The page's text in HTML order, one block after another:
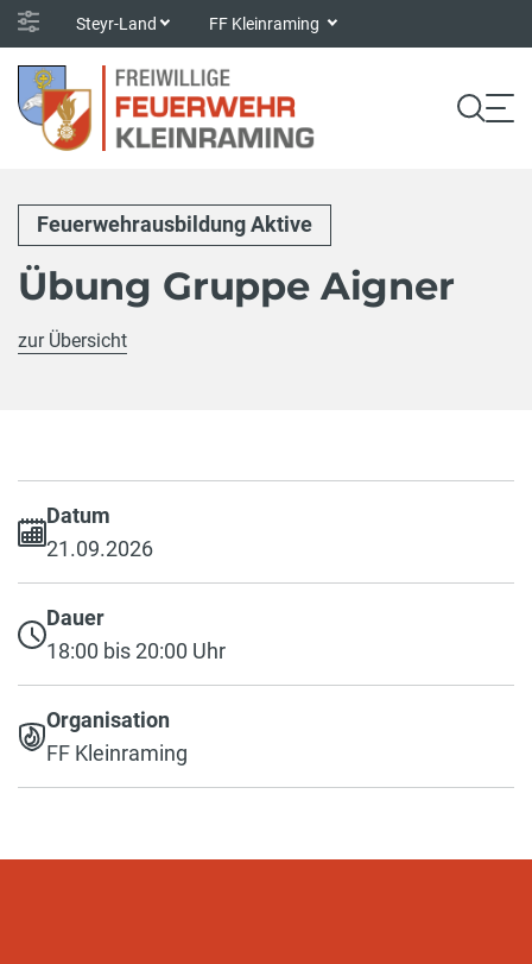
Steyr-Land FF Kleinraming
Feuerwehrausbildung Aktive
Übung Gruppe Aigner
zur Übersicht
Datum
21.09.2026
Dauer
18:00 bis 20:00 Uhr
Organisation
FF Kleinraming